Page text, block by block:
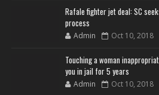
Rafale fighter jet deal: SC
process
Admin Oct 10, 2018
Touching a woman
you in jail for 5 years
Admin Oct 10, 2018